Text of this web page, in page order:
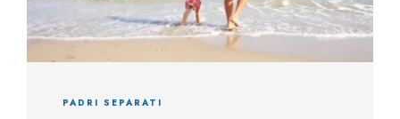
PADRI SEPARATI